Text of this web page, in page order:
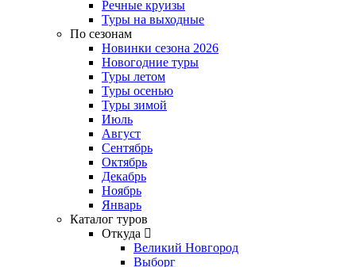
Речные круизы
Туры на выходные
По сезонам
Новинки сезона 2026
Новогодние туры
Туры летом
Туры осенью
Туры зимой
Июль
Август
Сентябрь
Октябрь
Декабрь
Ноябрь
Январь
Каталог туров
Откуда
Великий Новгород
Выборг